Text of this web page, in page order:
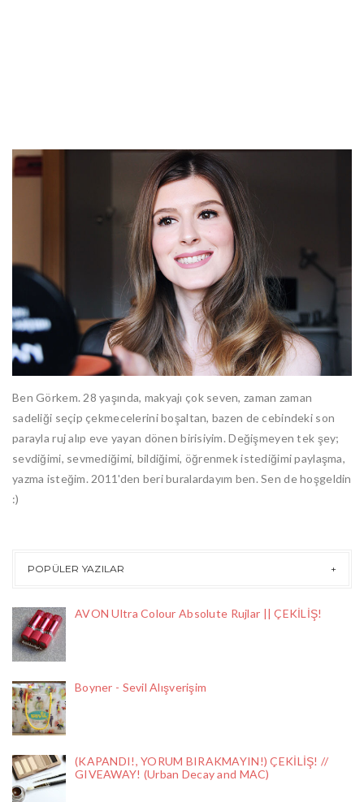
Ben Görkem. 28 yaşında, makyajı çok seven, zaman zaman
sadeliği seçip çekmecelerini boşaltan, bazen de cebindeki son
parayla ruj alıp eve yayan dönen birisiyim. Değişmeyen tek şey;
sevdiğimi, sevmediğimi, bildiğimi, öğrenmek istediğimi paylaşma,
yazma isteğim. 2011'den beri buralardayım ben. Sen de hoşgeldin
:)
POPÜLER YAZILAR
AVON Ultra Colour Absolute Rujlar || ÇEKİLİŞ!
Boyner - Sevil Alışverişim
(KAPANDI!, YORUM BIRAKMAYIN!) ÇEKİLİŞ! //
GIVEAWAY! (Urban Decay and MAC)